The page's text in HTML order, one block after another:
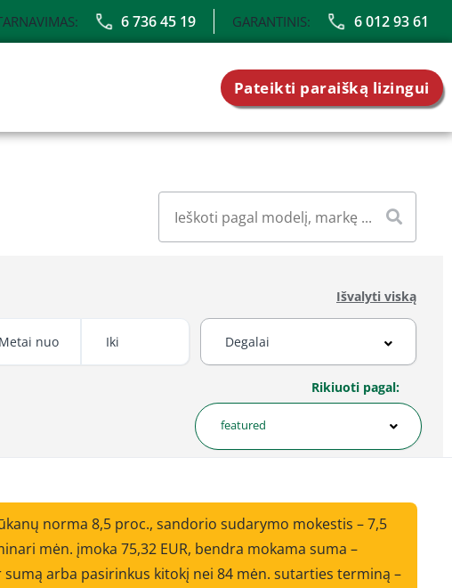
6 736 45 19 GARANTINIS: 6 012 93 61
Pateikti paraišką lizingui
Išvalyti viską
Rikiuoti pagal:
featured
norma 8,5 proc., sandorio sudarymo mokestis – 7,5
mėn. įmoka 75,32 EUR, bendra mokama suma –
arba pasirinkus kitokį nei 84 mėn. sutarties terminą –